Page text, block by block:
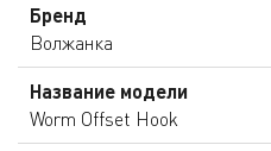
Бренд
Волжанка
Название модели
Worm Offset Hook